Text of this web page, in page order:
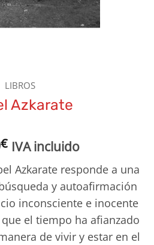
LIBROS
Azkarate
€ IVA incluido
Azkarate responde a una
y autoafirmación
inconsciente e inocente
el tiempo ha afianzado
de vivir y estar en el